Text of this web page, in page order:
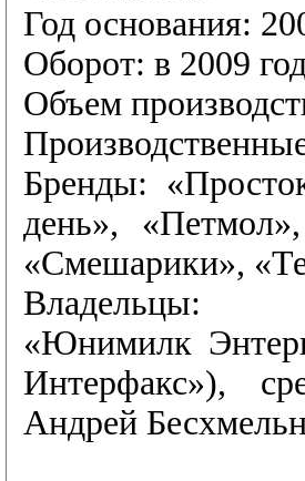
Год основания:
Оборот: в 2009
Объем
Бренды:
день»,
«Смешарики»,
«Юнимилк
Интерфакс»),
Андрей